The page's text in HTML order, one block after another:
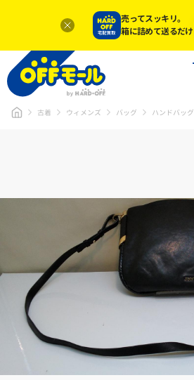
売ってスッキリ。
箱に詰めて送るだけ
古着 ウィメンズ バッグ ハンドバッグ